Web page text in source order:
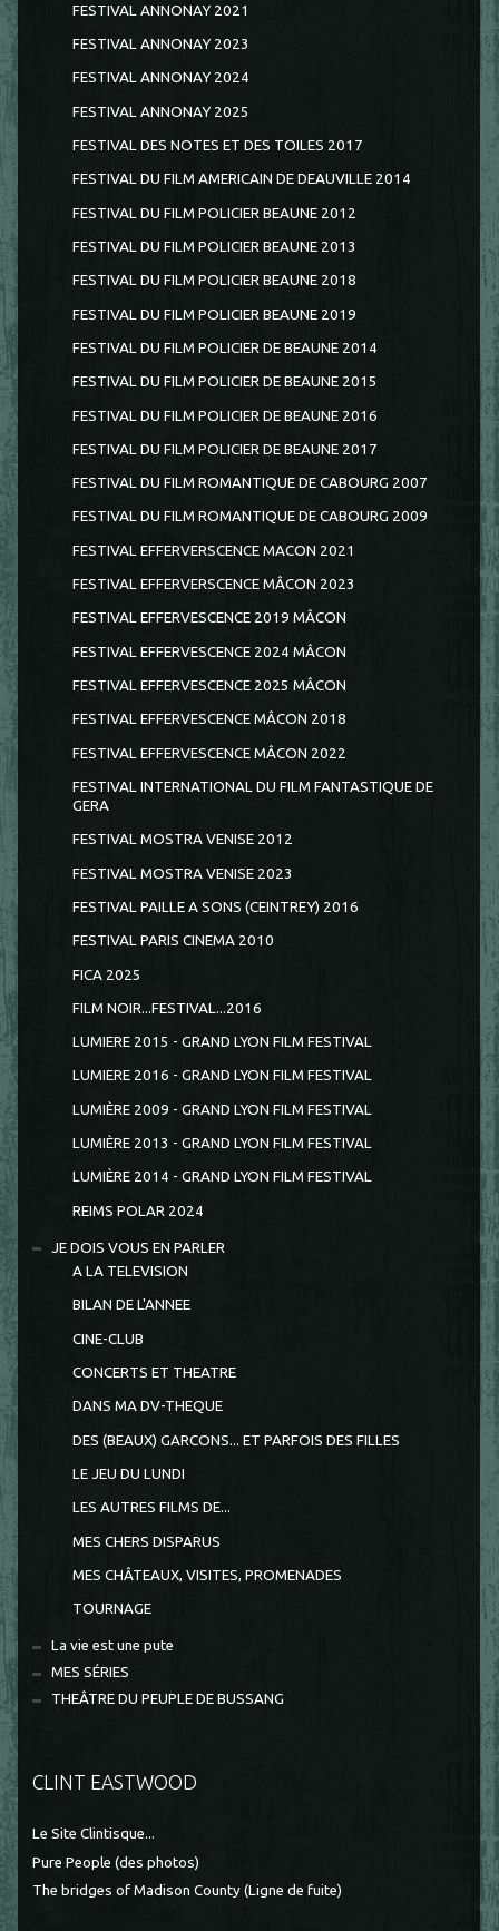
FESTIVAL ANNONAY 2021
FESTIVAL ANNONAY 2023
FESTIVAL ANNONAY 2024
FESTIVAL ANNONAY 2025
FESTIVAL DES NOTES ET DES TOILES 2017
FESTIVAL DU FILM AMERICAIN DE DEAUVILLE 2014
FESTIVAL DU FILM POLICIER BEAUNE 2012
FESTIVAL DU FILM POLICIER BEAUNE 2013
FESTIVAL DU FILM POLICIER BEAUNE 2018
FESTIVAL DU FILM POLICIER BEAUNE 2019
FESTIVAL DU FILM POLICIER DE BEAUNE 2014
FESTIVAL DU FILM POLICIER DE BEAUNE 2015
FESTIVAL DU FILM POLICIER DE BEAUNE 2016
FESTIVAL DU FILM POLICIER DE BEAUNE 2017
FESTIVAL DU FILM ROMANTIQUE DE CABOURG 2007
FESTIVAL DU FILM ROMANTIQUE DE CABOURG 2009
FESTIVAL EFFERVERSCENCE MACON 2021
FESTIVAL EFFERVERSCENCE MÂCON 2023
FESTIVAL EFFERVESCENCE 2019 MÂCON
FESTIVAL EFFERVESCENCE 2024 MÂCON
FESTIVAL EFFERVESCENCE 2025 MÂCON
FESTIVAL EFFERVESCENCE MÂCON 2018
FESTIVAL EFFERVESCENCE MÂCON 2022
FESTIVAL INTERNATIONAL DU FILM FANTASTIQUE DE
GERA
FESTIVAL MOSTRA VENISE 2012
FESTIVAL MOSTRA VENISE 2023
FESTIVAL PAILLE A SONS (CEINTREY) 2016
FESTIVAL PARIS CINEMA 2010
FICA 2025
FILM NOIR...FESTIVAL...2016
LUMIERE 2015 - GRAND LYON FILM FESTIVAL
LUMIERE 2016 - GRAND LYON FILM FESTIVAL
LUMIÈRE 2009 - GRAND LYON FILM FESTIVAL
LUMIÈRE 2013 - GRAND LYON FILM FESTIVAL
LUMIÈRE 2014 - GRAND LYON FILM FESTIVAL
REIMS POLAR 2024
JE DOIS VOUS EN PARLER
A LA TELEVISION
BILAN DE L'ANNEE
CINE-CLUB
CONCERTS ET THEATRE
DANS MA DV-THEQUE
DES (BEAUX) GARCONS... ET PARFOIS DES FILLES
LE JEU DU LUNDI
LES AUTRES FILMS DE...
MES CHERS DISPARUS
MES CHÂTEAUX, VISITES, PROMENADES
TOURNAGE
La vie est une pute
MES SÉRIES
THEÂTRE DU PEUPLE DE BUSSANG
CLINT EASTWOOD
Le Site Clintisque...
Pure People (des photos)
The bridges of Madison County (Ligne de fuite)